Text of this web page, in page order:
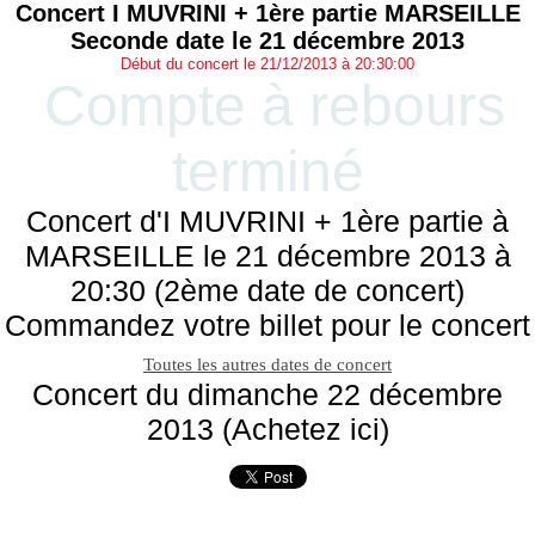
Concert I MUVRINI + 1ère partie MARSEILLE
Seconde date le 21 décembre 2013
Début du concert le 21/12/2013 à 20:30:00
Compte à rebours
terminé
Concert d'I MUVRINI + 1ère partie à
MARSEILLE le 21 décembre 2013 à
20:30 (2ème date de concert)
Commandez votre billet pour le concert
Toutes les autres dates de concert
Concert du dimanche 22 décembre
2013 (Achetez ici)